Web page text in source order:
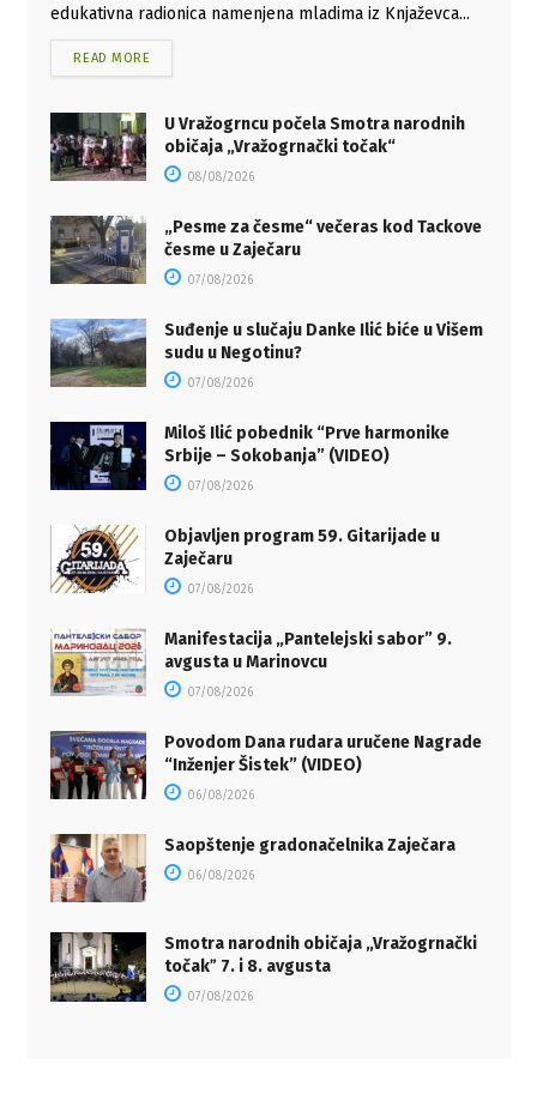
edukativna radionica namenjena mladima iz Knjaževca...
READ MORE
U Vražogrncu počela Smotra narodnih
običaja „Vražogrnački točak“
08/08/2026
„Pesme za česme“ večeras kod Tackove
česme u Zaječaru
07/08/2026
Suđenje u slučaju Danke Ilić biće u Višem
sudu u Negotinu?
07/08/2026
Miloš Ilić pobednik “Prve harmonike
Srbije – Sokobanja” (VIDEO)
07/08/2026
Objavljen program 59. Gitarijade u
Zaječaru
07/08/2026
Manifestacija „Pantelejski sabor” 9.
avgusta u Marinovcu
07/08/2026
Povodom Dana rudara uručene Nagrade
“Inženjer Šistek” (VIDEO)
06/08/2026
Saopštenje gradonačelnika Zaječara
06/08/2026
Smotra narodnih običaja „Vražogrnački
točakˮ 7. i 8. avgusta
07/08/2026